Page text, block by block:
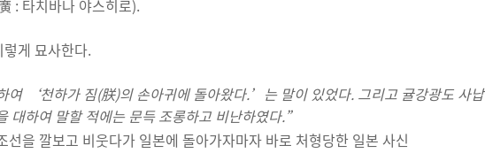
: 타치바나 야스히로).
게 묘사한다.
여 ‘천하가 짐(朕)의 손아귀에 돌아왔다.’는 말이 있었다. 그리고 귤강광도 사납
대하여 말할 적에는 문득 조롱하고 비난하였다.”